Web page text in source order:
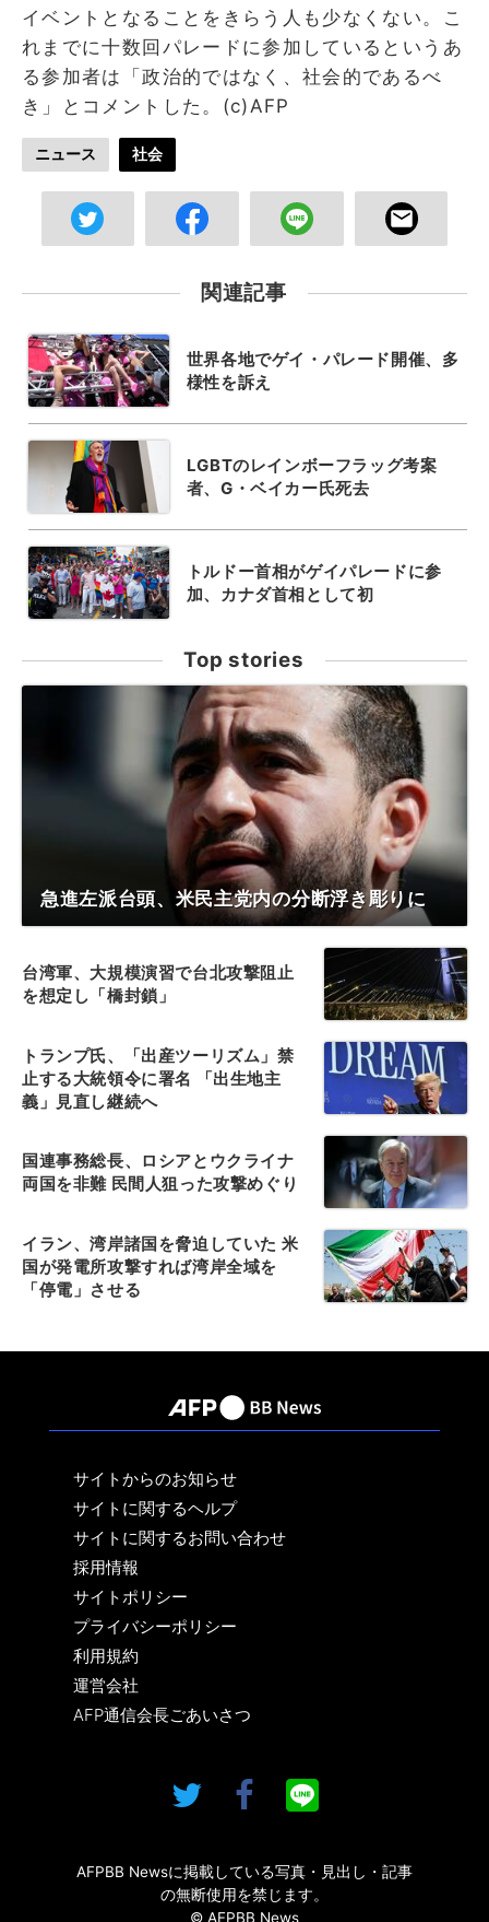
イベントとなることをきらう人も少なくない。こ
れまでに十数回パレードに参加しているというあ
る参加者は「政治的ではなく、社会的であるべ
き」とコメントした。(c)AFP
ニュース 社会
関連記事
世界各地でゲイ・パレード開催、多
様性を訴え
LGBTのレインボーフラッグ考案
者、G・ベイカー氏死去
トルドー首相がゲイパレードに参
加、カナダ首相として初
Top stories
急進左派台頭、米民主党内の分断浮き彫りに
台湾軍、大規模演習で台北攻撃阻止
を想定し「橋封鎖」
トランプ氏、「出産ツーリズム」禁
止する大統領令に署名 「出生地主
義」見直し継続へ
国連事務総長、ロシアとウクライナ
両国を非難 民間人狙った攻撃めぐり
イラン、湾岸諸国を脅迫していた 米
国が発電所攻撃すれば湾岸全域を
「停電」させる
サイトからのお知らせ
サイトに関するヘルプ
サイトに関するお問い合わせ
採用情報
サイトポリシー
プライバシーポリシー
利用規約
運営会社
AFP通信会長ごあいさつ
AFPBB Newsに掲載している写真・見出し・記事
の無断使用を禁じます。
© AFPBB News